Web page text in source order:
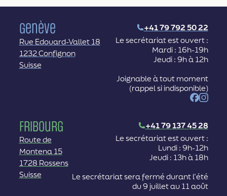
Genève
+41 79 792 50 22
Rue Edouard-Vallet 18
1232 Confignon
Suisse
Le secrétariat est ouvert :
Mardi : 16h-19h
Jeudi : 9h à 12h
Joignable à tout moment
(rappel si indisponible)
Facebook
Fribourg
+41 79 137 45 28
Route de
Montena 15
1728 Rossens
Suisse
Le secrétariat est ouvert :
Lundi : 9h-12h
Jeudi : 13h à 18h
Le secrétariat sera fermé durant l’été
du 9 juillet au 11 août